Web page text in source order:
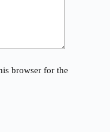
browser for the